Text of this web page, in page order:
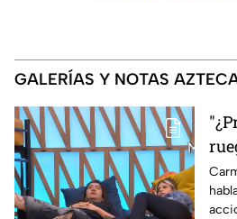
GALERÍAS Y NOTAS